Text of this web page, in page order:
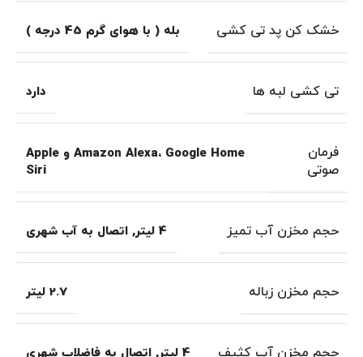
خشک کن پد تی کشی بله ( با هوای گرم 45 درجه )
تی کشی لبه ها دارد
فرمان
صوتی
Amazon Alexa، Google Home و Apple
Siri
حجم مخزن آب تمیز 4 لیتر , اتصال به آب شهری
حجم مخزن زباله 2.7 لیتر
حجم مخزن آب کثیف